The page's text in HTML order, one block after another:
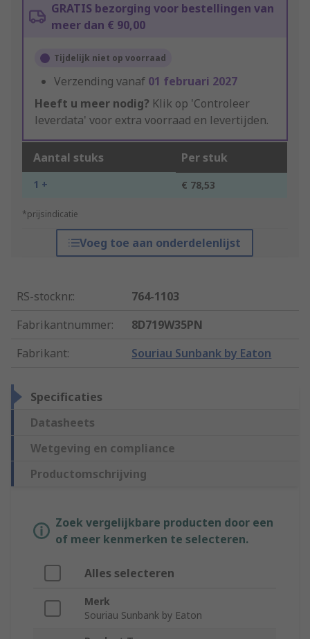
GRATIS bezorging voor bestellingen van
meer dan € 90,00
Tijdelijk niet op voorraad
Verzending vanaf 01 februari 2027
Heeft u meer nodig? Klik op 'Controleer
leverdata' voor extra voorraad en levertijden.
Aantal stuks Per stuk
1 + € 78,53
*prijsindicatie
Voeg toe aan onderdelenlijst
RS-stocknr.:
764-1103
Fabrikantnummer:
8D719W35PN
Fabrikant: Souriau Sunbank by Eaton
Specificaties
Datasheets
Wetgeving en compliance
Productomschrijving
Zoek vergelijkbare producten door een
of meer kenmerken te selecteren.
Alles selecteren
Merk
Souriau Sunbank by Eaton